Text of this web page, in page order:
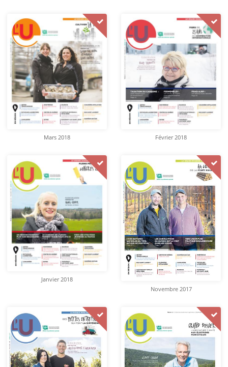
Mars 2018 Février 2018
Janvier 2018
Novembre 2017